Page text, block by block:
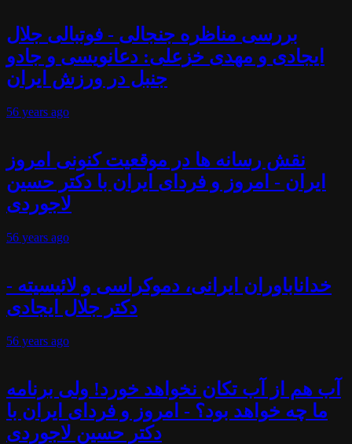
بررسی مناظره جنجالی - فوتبالی جلال
ایجادی و مهدی خزعلی: دعانویسی و جادو
جنبل در ورزش ایران
56 years ago
نقش رسانه ها در موقعیت کنونی امروز
ایران - امروز و فردای ایران با دکتر حسین
لاجوردی
56 years ago
خداناباوران ایرانی، دموکراسی و لائیسیته -
دکتر جلال ایجادی
56 years ago
آب هم از آب تکان نخواهد خورد! ولی برنامه
ما چه خواهد بود؟ - امروز و فردای ایران با
دکتر حسین لاجوردی